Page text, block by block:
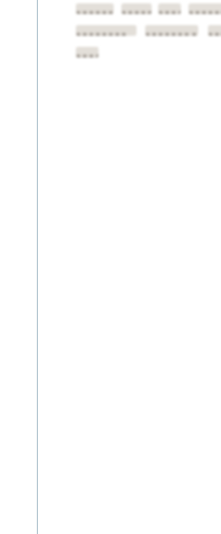
••••••••••••••••••••••••
••••••••
••••••••
••••••••